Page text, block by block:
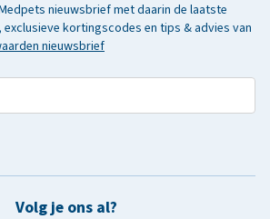
nieuwsbrief met daarin de laatste
kortingscodes en tips & advies van
nieuwsbrief
Volg je ons al?